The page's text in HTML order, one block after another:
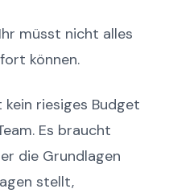
müsst nicht alles
können.
riesiges Budget
Es braucht
die Grundlagen
stellt,